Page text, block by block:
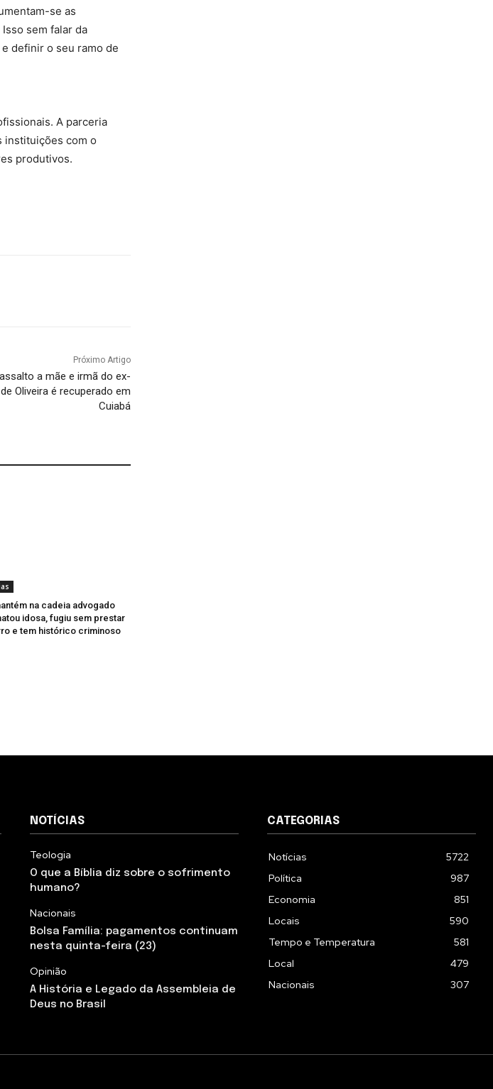
se as
sem falar da
definir o seu ramo de
A parceria
instituições com o
produtivos.
Próximo Artigo
a mãe e irmã do ex-
Oliveira é recuperado em
Cuiabá
na cadeia advogado
idosa, fugiu sem prestar
e tem histórico criminoso
NOTÍCIAS
Teologia
O que a Bíblia diz sobre o sofrimento
humano?
Nacionais
Bolsa Família: pagamentos continuam
nesta quinta-feira (23)
Opinião
A História e Legado da Assembleia de
Deus no Brasil
CATEGORIAS
Notícias
5722
Política
987
Economia
851
Locais
590
Tempo e Temperatura
581
Local
479
Nacionais
307